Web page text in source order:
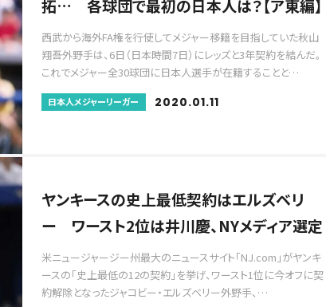
拓… 各球団で最初の日本人は？【ア東編】
西武から海外FA権を行使してメジャー移籍を目指していた秋山
翔吾外野手は、6日（日本時間7日）にレッズと3年契約を結んだ。
これでメジャー全30球団に日本人選手が在籍することと…
日本人メジャーリーガー 2020.01.11
ヤンキースの史上最低契約はエルズベリ
ー ワースト2位は井川慶、NYメディア選定
米ニュージャージー州最大のニュースサイト「NJ.com」がヤンキ
ースの「史上最低の12の契約」を挙げ、ワースト1位に今オフに契
約解除となったジャコビー・エルズベリー外野手、…